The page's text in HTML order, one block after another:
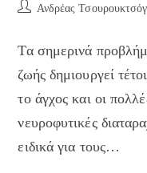
Post Ανδρέας
Τα σημερινά
ζωής δημιουργεί
το άγχος και οι
νευροφυτικές
ειδικά για τους…